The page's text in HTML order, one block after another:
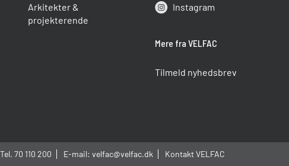
Arkitekter &
projekterende
Instagram
Mere fra VELFAC
Tilmeld nyhedsbrev
Tel. 70 110 200 E-mail: velfac@velfac.dk Kontakt VELFAC